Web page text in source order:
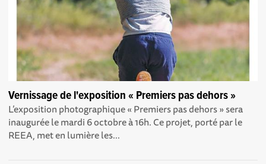
Vernissage de l'exposition « Premiers pas dehors »
L’exposition photographique « Premiers pas dehors » sera
inaugurée le mardi 6 octobre à 16h. Ce projet, porté par le
REEA, met en lumière les...